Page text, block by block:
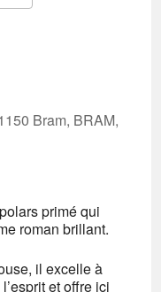
Bram, BRAM,
primé qui
roman brillant.
il excelle à
et offre ici